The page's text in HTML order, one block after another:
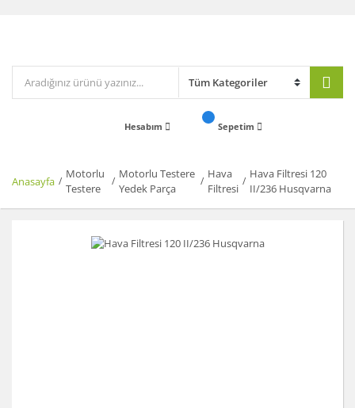
Hesabım Sepetim
Anasayfa
Motorlu
Testere
Motorlu Testere
Yedek Parça
Hava
Filtresi
Hava Filtresi 120
II/236 Husqvarna